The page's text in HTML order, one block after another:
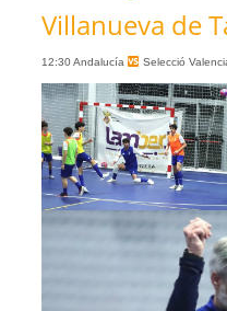
Villanueva de
12:30 Andalucía Selecció